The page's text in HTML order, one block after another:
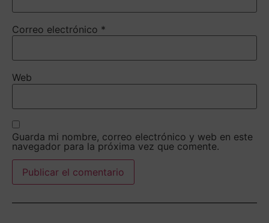
Correo electrónico *
Web
Guarda mi nombre, correo electrónico y web en este
navegador para la próxima vez que comente.